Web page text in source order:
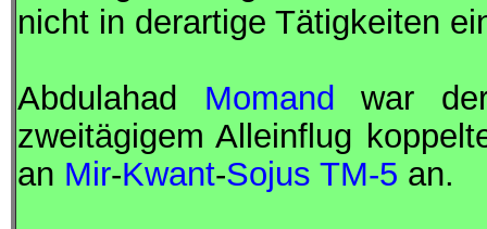
nicht in derartige Tätigkeiten
Abdulahad Momand
war
zweitägigem Alleinflug
an Mir-Kwant-Sojus TM-5 an.